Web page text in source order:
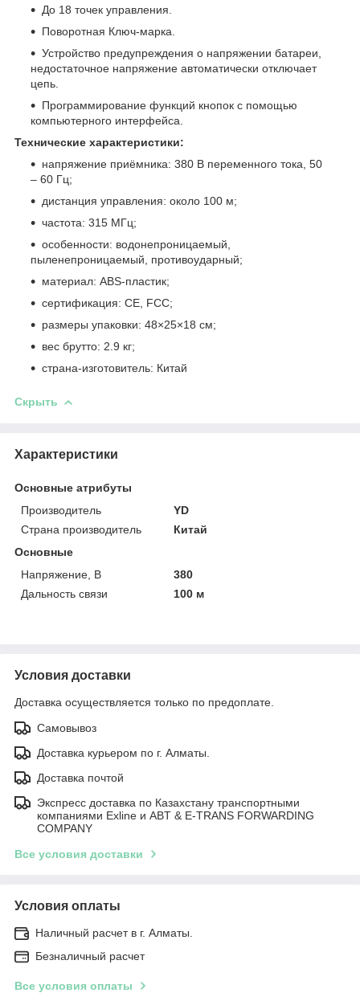
До 18 точек управления.
Поворотная Ключ-марка.
Устройство предупреждения о напряжении батареи,
недостаточное напряжение автоматически отключает
цепь.
Программирование функций кнопок с помощью
компьютерного интерфейса.
Технические характеристики:
напряжение приёмника: 380 В переменного тока, 50
– 60 Гц;
дистанция управления: около 100 м;
частота: 315 МГц;
особенности: водонепроницаемый,
пыленепроницаемый, противоударный;
материал: ABS-пластик;
сертификация: CE, FCC;
размеры упаковки: 48×25×18 см;
вес брутто: 2.9 кг;
страна-изготовитель: Китай
Скрыть
Характеристики
Основные атрибуты
Производитель
YD
Страна производитель
Китай
Основные
Напряжение, В
380
Дальность связи
100 м
Условия доставки
Доставка осуществляется только по предоплате.
Самовывоз
Доставка курьером по г. Алматы.
Доставка почтой
Экспресс доставка по Казахстану транспортными
компаниями Exline и ABT & E-TRANS FORWARDING
COMPANY
Все условия доставки
Условия оплаты
Наличный расчет в г. Алматы.
Безналичный расчет
Все условия оплаты